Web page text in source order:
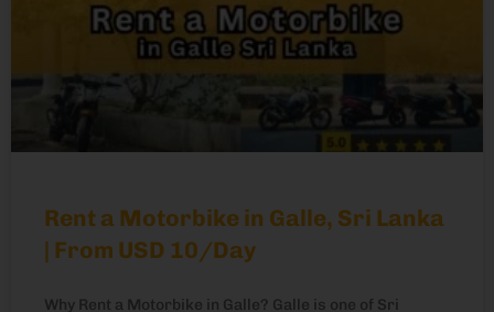
Rent a Motorbike in Galle, Sri Lanka
| From USD 10/Day
Why Rent a Motorbike in Galle? Galle is one of Sri